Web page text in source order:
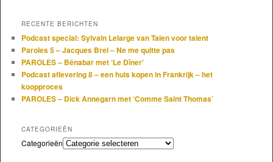
RECENTE BERICHTEN
Podcast special: Sylvain Lelarge van Talen voor talent
Paroles 5 – Jacques Brel – Ne me quitte pas
PAROLES – Bénabar met ‘Le Dîner’
Podcast aflevering 8 – een huis kopen in Frankrijk – het
koopproces
PAROLES – Dick Annegarn met ‘Comme Saint Thomas’
CATEGORIEËN
Categorieën